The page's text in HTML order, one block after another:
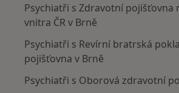
Psychiatři s Zdravotní pojišťovna
vnitra ČR v Brně
Psychiatři s Revírní bratrská
pojišťovna v Brně
Psychiatři s Oborová zdravotní